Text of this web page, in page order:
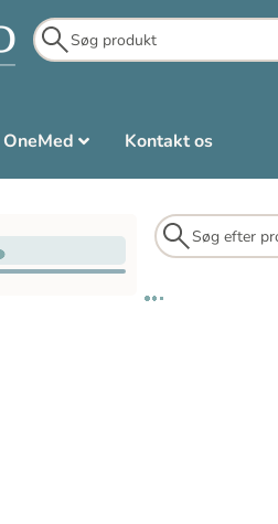
Kontakt os